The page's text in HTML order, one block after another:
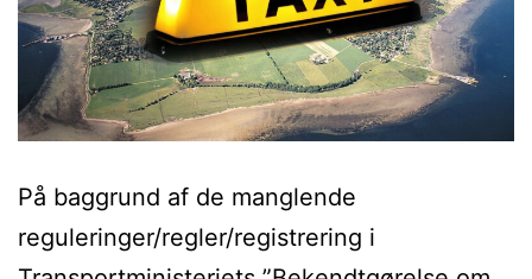
På baggrund af de manglende
reguleringer/regler/registrering i